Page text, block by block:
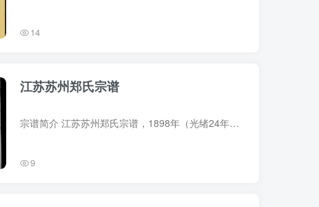
14
江苏苏州郑氏宗谱
宗谱简介 江苏苏州郑氏宗谱，1898年（光绪24年）郑谋[王追]等纂修，11册。缺卷5（世系图）。始迁祖郑浚之，字艺夫，南宋开禧中始迁包山甪里。 字辈：贻谋期事业 诚正致修齐 诗礼传通德 规模溯浦...
9